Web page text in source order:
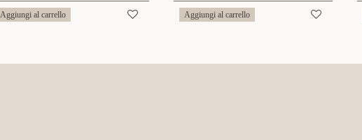
Aggiungi al carrello Aggiungi al carrello